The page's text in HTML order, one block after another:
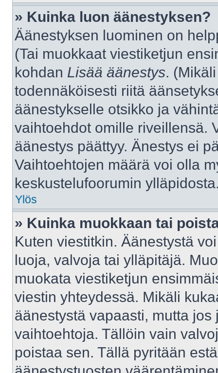
» Kuinka luon äänestyksen?
Äänestyksen luominen on
(Tai muokkaat viestiketjun
kohdan Lisää äänestys.
todennäköisesti riitä
äänestykselle otsikko ja
vaihtoehdot omille riveillensä.
äänestys päättyy. Änestys ei
Vaihtoehtojen määrä voi olla
keskustelufoorumin
Ylös
» Kuinka muokkaan tai
Kuten viestitkin. Äänestystä
luoja, valvoja tai ylläpitäjä.
muokata viestiketjun
viestin yhteydessä. Mikäli
äänestystä vapaasti, mutta
vaihtoehtoja. Tällöin vain
poistaa sen. Tällä pyritään